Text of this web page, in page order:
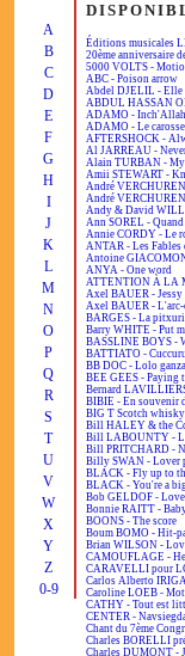
A
B
C
D
E
F
G
H
I
J
K
L
M
N
O
P
Q
R
S
T
U
V
W
X
Y
Z
0-9
Éditions musicales
20ème anniversaire
5000 VOLTS -
ABC - Poison arrow
Abdel DJELIL - Elle
ABDUL HASSAN
ADAMO - Inch'Allah
ADAMO - Le
AFTERSHOCK -
Al JARREAU -
Alain TURBAN -
Amii STEWART -
André
André
Andy & David
Ann SOREL -
Annie CORDY - Le
ANTAR - Les Fables
Antoine
ANYA - One word
ATTENTION À LA
Axel BAUER - Jessy
Axel BAUER -
BARGES - La pitxuri
Barry WHITE - Put
BASSLINE BOYS -
BATTIATO -
BB DOC - Lolo
BEE GEES - Paying
Bernard
BIBIE - En souvenir
BIG T Scotch whisky
Bill HALEY & the
Bill LABOUNTY -
Bill PRITCHARD -
Billy SWAN - Lover
BLACK - Fly up to
BLACK - You're a
Bob GELDOF -
Bonnie RAITT -
BOONS - The score
Boum BOMO - Hit-
Brian WILSON -
CAMOUFLAGE -
CARAVELLI pour
Carlos Alberto
Caroline LOEB -
CATHY - Tout est
CENTER -
Chant du 7ème
Charles BORELLI
Charles DUMONT -